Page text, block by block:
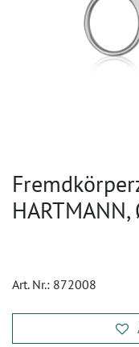
Art. Nr.: 872008